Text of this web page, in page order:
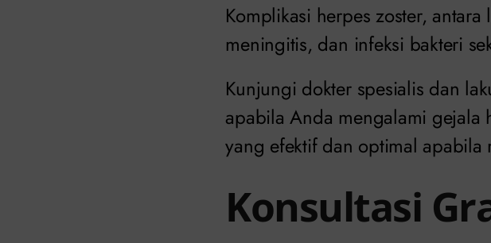
Komplikasi herpes zoster,
meningitis, dan infeksi bakteri
Kunjungi dokter spesialis dan
apabila Anda mengalami gejala
yang efektif dan optimal apabila
Konsultasi